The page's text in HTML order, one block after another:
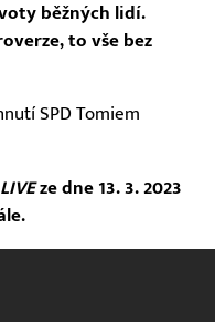
běžných lidí.
to vše bez
SPD Tomiem
ze dne 13. 3. 2023